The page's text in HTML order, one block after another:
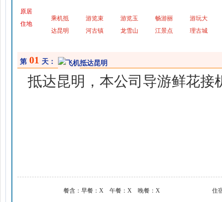
原居
住地
乘机抵
达昆明
游览束
河古镇
游览玉
龙雪山
畅游丽
江景点
游玩大
理古城
第 01 天： 抵达昆明
抵达昆明，本公司导游鲜花接
餐含： 早餐：X 午餐：X 晚餐：X 住